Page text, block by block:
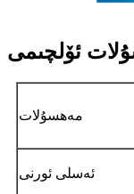
ئۆلچىمى
مەھسۇلات
ئەسلى ئورنى